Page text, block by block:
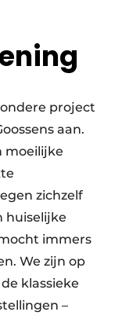
project
aan.
moeilijke
zichzelf
huiselijke
immers
We zijn op
klassieke
–